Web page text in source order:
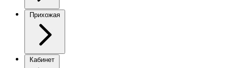
Прихожая
Кабинет